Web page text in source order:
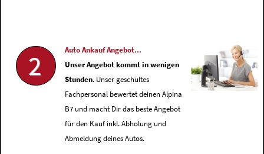
2
Auto Ankauf Angebot...
Unser Angebot kommt in wenigen
Stunden. Unser geschultes
Fachpersonal bewertet deinen Alpina
B7 und macht Dir das beste Angebot
für den Kauf inkl. Abholung und
Abmeldung deines Autos.